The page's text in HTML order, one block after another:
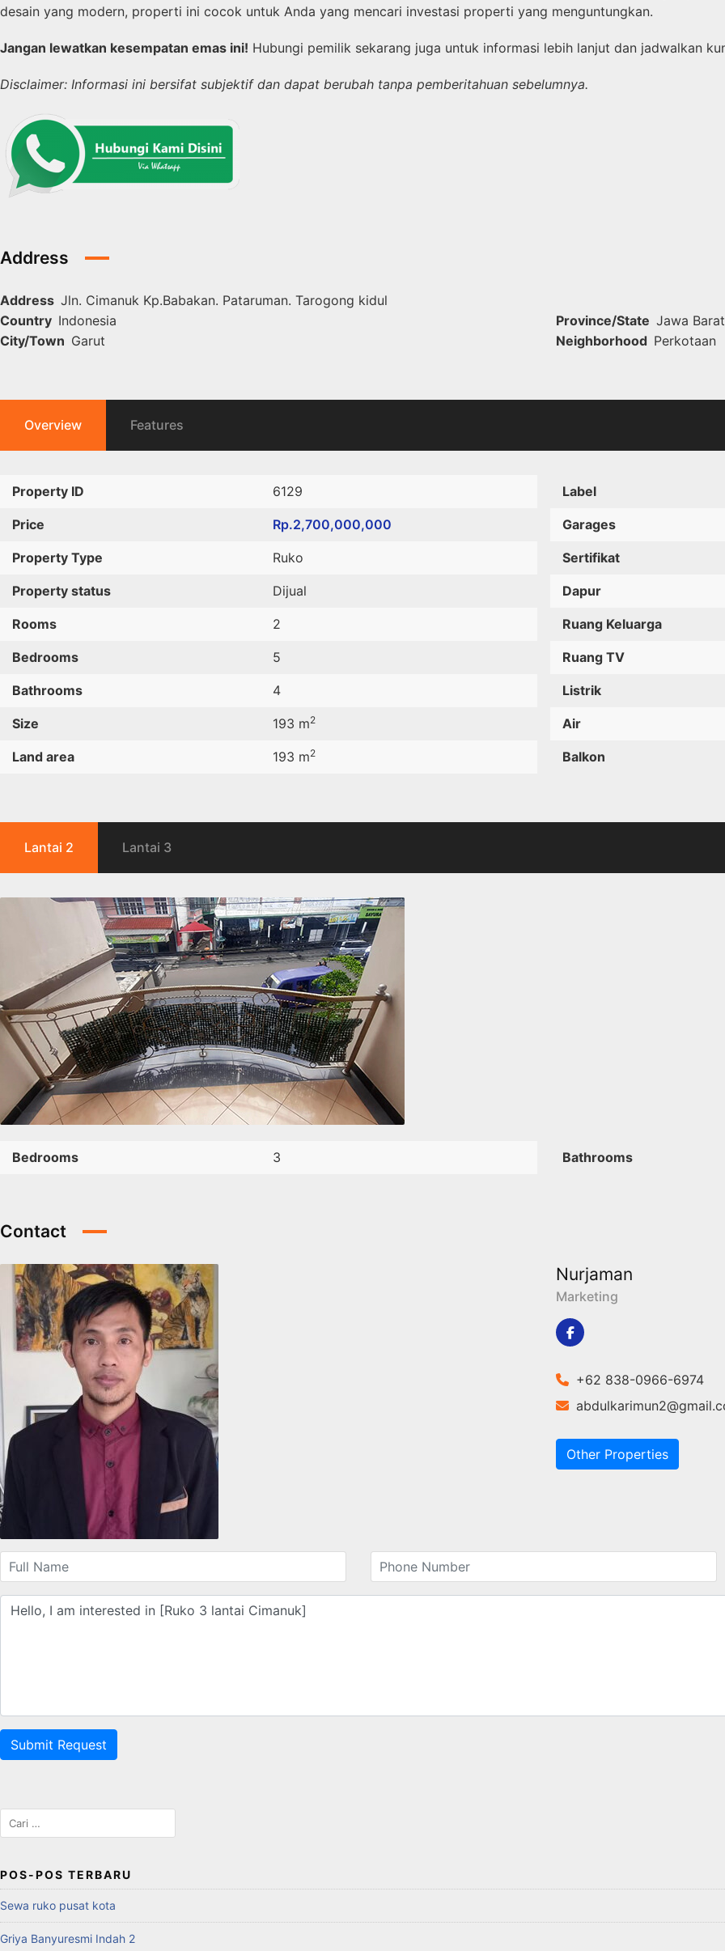
desain yang modern, properti ini cocok untuk Anda yang mencari investasi properti yang menguntungkan.
Jangan lewatkan kesempatan emas ini! Hubungi pemilik sekarang juga untuk informasi lebih lanjut dan jadwalkan
Disclaimer: Informasi ini bersifat subjektif dan dapat berubah tanpa pemberitahuan sebelumnya.
Address
Address Jln. Cimanuk Kp.Babakan. Pataruman. Tarogong kidul
Country Indonesia Province/State Jawa Barat
City/Town Garut Neighborhood Perkotaan
Overview Features
Property ID 6129
Price Rp.2,700,000,000
Property Type Ruko
Property status Dijual
Rooms 2
Bedrooms 5
Bathrooms 4
Size 193 m2
Land area 193 m2
Label
Garages
Sertifikat
Dapur
Ruang Keluarga
Ruang TV
Listrik
Air
Balkon
Lantai 2 Lantai 3
Bedrooms 3 Bathrooms
Contact
Nurjaman
Marketing
+62 838-0966-6974
Other Properties
Submit Request
Cari
untuk:
POS-POS TERBARU
Sewa ruko pusat kota
Griya Banyuresmi Indah 2